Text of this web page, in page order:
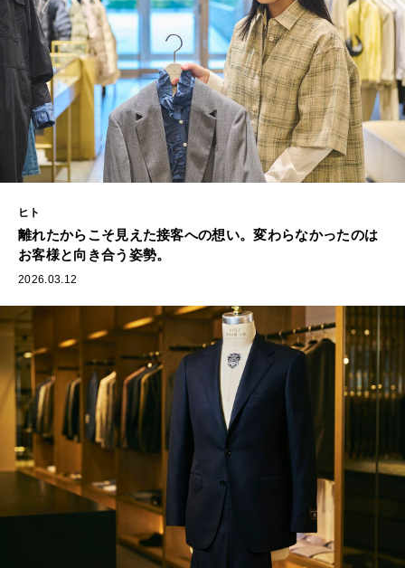
ヒト
離れたからこそ見えた接客への想い。変わらなかったのは
お客様と向き合う姿勢。
2026.03.12